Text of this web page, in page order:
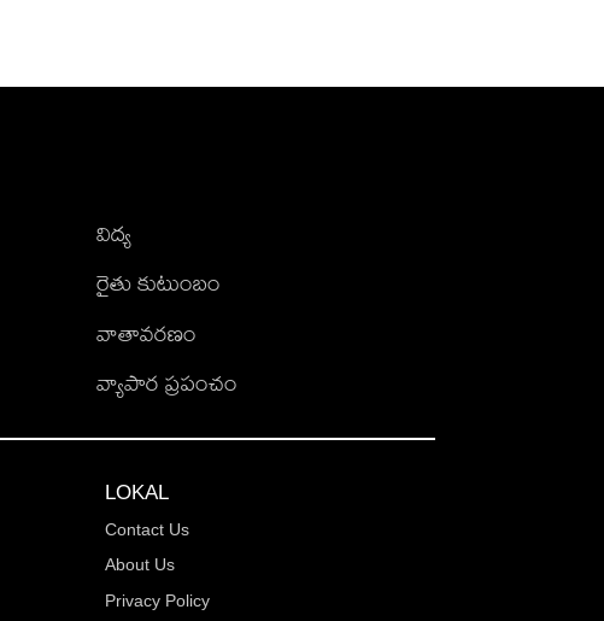
విద్య
రైతు కుటుంబం
వాతావరణం
వ్యాపార ప్రపంచం
LOKAL
Contact Us
About Us
Privacy Policy